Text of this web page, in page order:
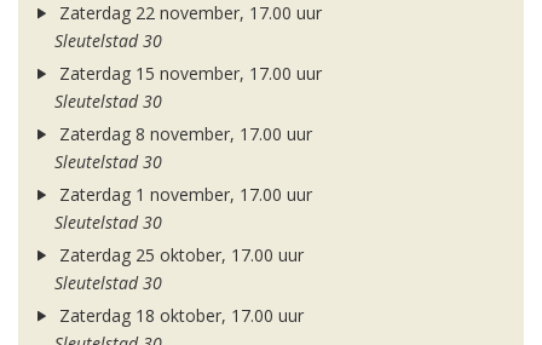
Zaterdag 22 november, 17.00 uur
Sleutelstad 30
Zaterdag 15 november, 17.00 uur
Sleutelstad 30
Zaterdag 8 november, 17.00 uur
Sleutelstad 30
Zaterdag 1 november, 17.00 uur
Sleutelstad 30
Zaterdag 25 oktober, 17.00 uur
Sleutelstad 30
Zaterdag 18 oktober, 17.00 uur